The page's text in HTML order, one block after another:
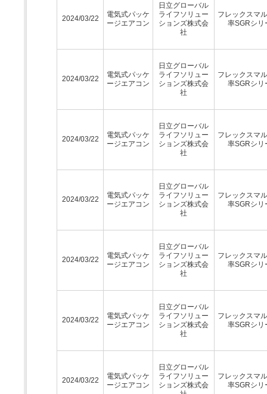
2024/03/22
電気式パッケ
ージエアコン
日立グローバル
ライフソリュー
ションズ株式会
社
フレックスマ
率SGRシリ
2024/03/22
電気式パッケ
ージエアコン
日立グローバル
ライフソリュー
ションズ株式会
社
フレックスマ
率SGRシリ
2024/03/22
電気式パッケ
ージエアコン
日立グローバル
ライフソリュー
ションズ株式会
社
フレックスマ
率SGRシリ
2024/03/22
電気式パッケ
ージエアコン
日立グローバル
ライフソリュー
ションズ株式会
社
フレックスマ
率SGRシリ
2024/03/22
電気式パッケ
ージエアコン
日立グローバル
ライフソリュー
ションズ株式会
社
フレックスマ
率SGRシリ
2024/03/22
電気式パッケ
ージエアコン
日立グローバル
ライフソリュー
ションズ株式会
社
フレックスマ
率SGRシリ
2024/03/22
電気式パッケ
ージエアコン
日立グローバル
ライフソリュー
ションズ株式会
フレックスマ
率SGRシリ